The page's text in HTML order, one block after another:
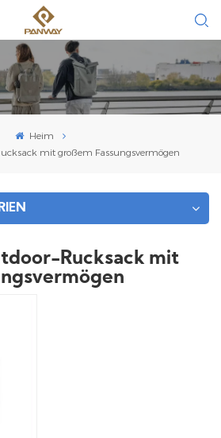
Heim
mit großem Fassungsvermögen
Rucksack mit